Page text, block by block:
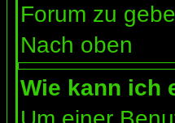
Forum zu
Nach oben
Wie kann ich